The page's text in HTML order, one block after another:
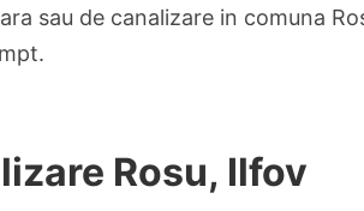
sau de canalizare in comuna
Rosu, Ilfov